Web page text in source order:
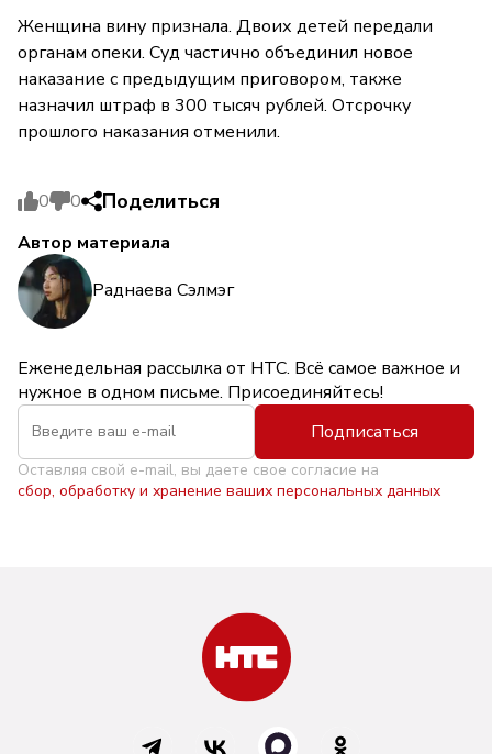
Женщина вину признала. Двоих детей передали
органам опеки. Суд частично объединил новое
наказание с предыдущим приговором, также
назначил штраф в 300 тысяч рублей. Отсрочку
прошлого наказания отменили.
0 0 Поделиться
Автор материала
Раднаева Сэлмэг
Еженедельная рассылка от НТС. Всё самое важное и
нужное в одном письме. Присоединяйтесь!
Подписаться
Оставляя свой e-mail, вы даете свое согласие на
сбор, обработку и хранение ваших персональных данных